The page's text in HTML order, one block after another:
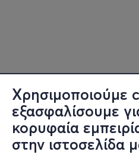
Χρησιμοποιούμε
εξασφαλίσουμε
κορυφαία
στην ιστοσελίδα